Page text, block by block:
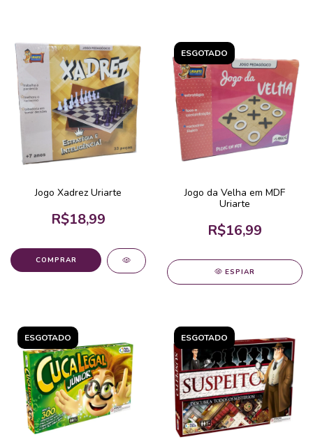
Jogo Xadrez Uriarte
R$18,99
ESGOTADO
Jogo da Velha em MDF
Uriarte
R$16,99
ESPIAR
ESGOTADO ESGOTADO